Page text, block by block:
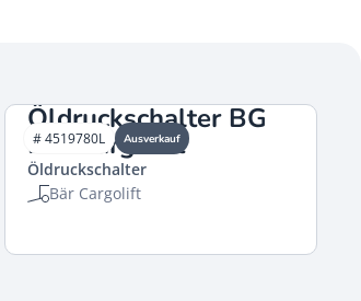
Öldruckschalter BG
Bär Cargolift
Öldruckschalter
Bär Cargolift
# 4519780L Ausverkauf